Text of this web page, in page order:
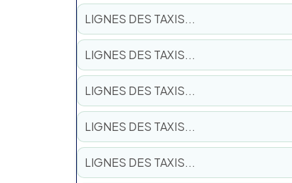
LIGNES DES TAXIS...
LIGNES DES TAXIS...
LIGNES DES TAXIS...
LIGNES DES TAXIS...
LIGNES DES TAXIS...